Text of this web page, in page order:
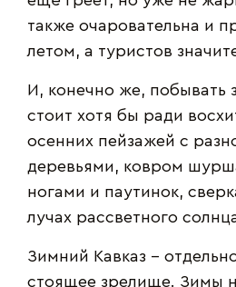
также очаровательна и
летом, а туристов
И, конечно же, побывать
стоит хотя бы ради
осенних пейзажей с
деревьями, ковром
ногами и паутинок,
лучах рассветного
Зимний Кавказ –
стоящее зрелище. Зимы